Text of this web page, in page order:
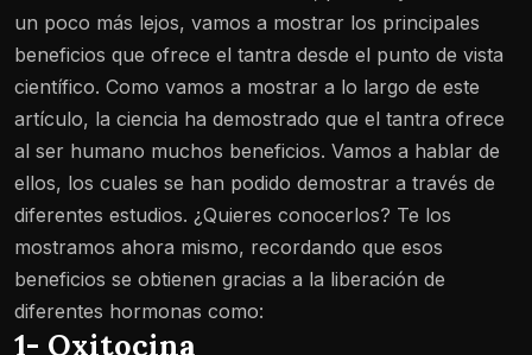
un poco más lejos, vamos a mostrar los principales
beneficios que ofrece el tantra desde el punto de vista
científico. Como vamos a mostrar a lo largo de este
artículo, la ciencia ha demostrado que el tantra ofrece
al ser humano muchos beneficios. Vamos a hablar de
ellos, los cuales se han podido demostrar a través de
diferentes estudios. ¿Quieres conocerlos? Te los
mostramos ahora mismo, recordando que esos
beneficios se obtienen gracias a la liberación de
diferentes hormonas como:
1- Oxitocina